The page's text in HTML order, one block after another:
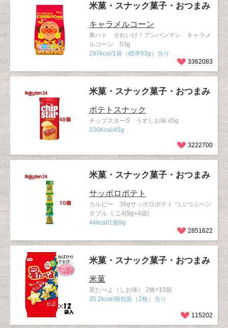
米菓・スナック菓子・おつまみ
キャラメルコーン
東ハト それいけ！アンパンマン キャラメ
ルコーン 53g
297kcal/1袋（標準53g）当り
3362083
米菓・スナック菓子・おつまみ
ポテトスナック
チップスターS うすしお味 45g
236Kcal/45g
3222700
米菓・スナック菓子・おつまみ
サッポロポテト
カルビー 36gサッポロポテト つぶつぶベジ
タブル ミニ4(9g×4袋)
44kcal/1袋9g
2851622
米菓・スナック菓子・おつまみ
米菓
星たべよ（しお味） 2枚×10袋
35.2kcal/個包装（2枚）当り
115202